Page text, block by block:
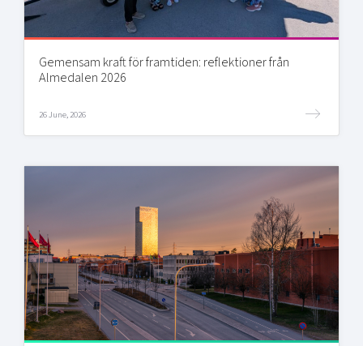
Gemensam kraft för framtiden: reflektioner från
Almedalen 2026
26 June, 2026